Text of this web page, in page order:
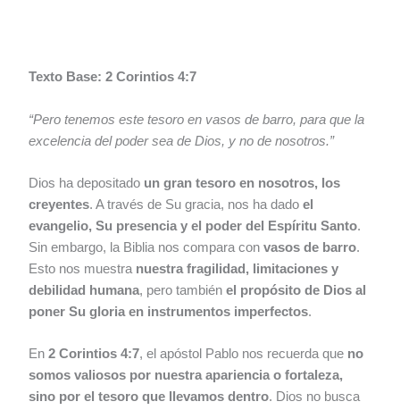
Texto Base: 2 Corintios 4:7
“Pero tenemos este tesoro en vasos de barro, para que la
excelencia del poder sea de Dios, y no de nosotros.”
Dios ha depositado un gran tesoro en nosotros, los
creyentes. A través de Su gracia, nos ha dadoel
evangelio, Su presencia y el poder del Espíritu Santo.
Sin embargo, la Biblia nos compara convasos de barro.
Esto nos muestra nuestra fragilidad, limitaciones y
debilidad humana, pero tambiénel propósito de Dios al
poner Su gloria en instrumentos imperfectos.
En2 Corintios 4:7, el apóstol Pablo nos recuerda que no
somos valiosos por nuestra apariencia o fortaleza,
sino por el tesoro que llevamos dentro. Dios no busca